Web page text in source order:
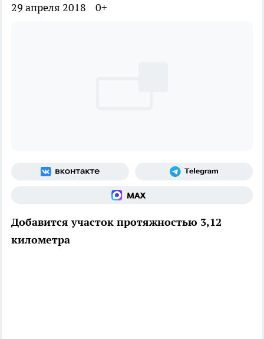
29 апреля 2018 0+
Добавится участок протяжностью 3,12
километра